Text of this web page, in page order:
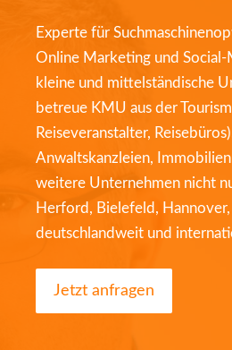
Experte für
Online Marketing und
kleine und mittelständische
betreue KMU aus der
Reiseveranstalter,
Anwaltskanzleien,
weitere Unternehmen nicht
Herford, Bielefeld,
deutschlandweit und
Jetzt anfragen